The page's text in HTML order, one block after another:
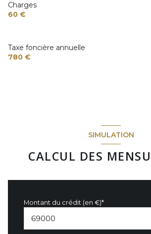
Charges
60 €
Taxe foncière annuelle
780 €
SIMULATION
CALCUL DES
Montant du crédit (en €)*